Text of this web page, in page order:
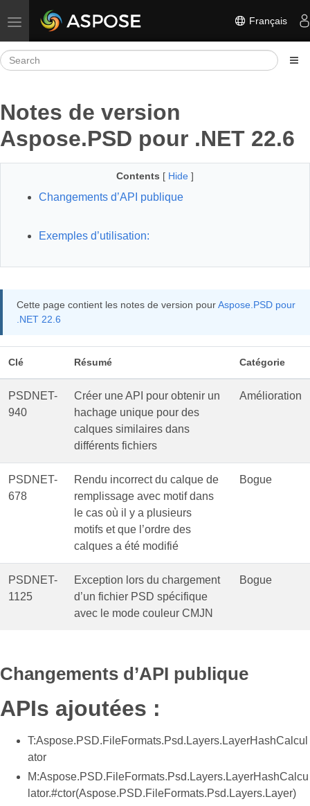
Toggle navigation Français
Notes de version
Aspose.PSD pour .NET 22.6
Contents [ Hide ]
Changements d’API publique
Exemples d’utilisation:
Cette page contient les notes de version pourAspose.PSD pour
.NET 22.6
Clé Résumé Catégorie
PSDNET-
940
Créer une API pour obtenir un
hachage unique pour des
calques similaires dans
différents fichiers
Amélioration
PSDNET-
678
Rendu incorrect du calque de
remplissage avec motif dans
le cas où il y a plusieurs
motifs et que l’ordre des
calques a été modifié
Bogue
PSDNET-
1125
Exception lors du chargement
d’un fichier PSD spécifique
avec le mode couleur CMJN
Bogue
Changements d’API publique
APIs ajoutées :
T:Aspose.PSD.FileFormats.Psd.Layers.LayerHashCalcul
ator
M:Aspose.PSD.FileFormats.Psd.Layers.LayerHashCalcu
lator.#ctor(Aspose.PSD.FileFormats.Psd.Layers.Layer)